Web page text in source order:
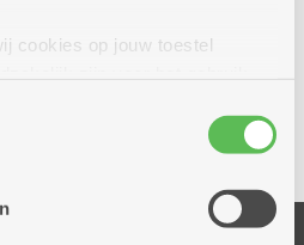
cookies op jouw toestel
nodig. Sommige
door derde partijen die een
gebruik van onze
bij dit dienstencentrum